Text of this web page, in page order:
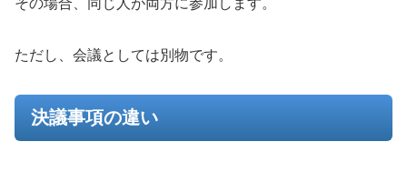
その場合、同じ人が両方に参加します。
ただし、会議としては別物です。
決議事項の違い